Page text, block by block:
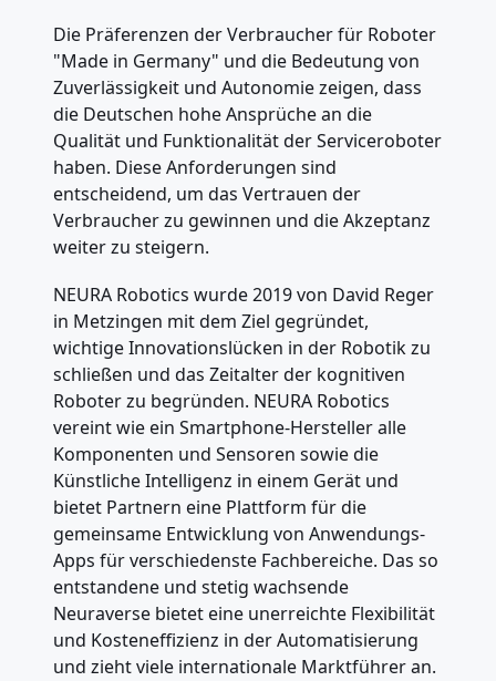
Die Präferenzen der Verbraucher für Roboter
"Made in Germany" und die Bedeutung von
Zuverlässigkeit und Autonomie zeigen, dass
die Deutschen hohe Ansprüche an die
Qualität und Funktionalität der Serviceroboter
haben. Diese Anforderungen sind
entscheidend, um das Vertrauen der
Verbraucher zu gewinnen und die Akzeptanz
weiter zu steigern.
NEURA Robotics wurde 2019 von David Reger
in Metzingen mit dem Ziel gegründet,
wichtige Innovationslücken in der Robotik zu
schließen und das Zeitalter der kognitiven
Roboter zu begründen. NEURA Robotics
vereint wie ein Smartphone-Hersteller alle
Komponenten und Sensoren sowie die
Künstliche Intelligenz in einem Gerät und
bietet Partnern eine Plattform für die
gemeinsame Entwicklung von Anwendungs-
Apps für verschiedenste Fachbereiche. Das so
entstandene und stetig wachsende
Neuraverse bietet eine unerreichte Flexibilität
und Kosteneffizienz in der Automatisierung
und zieht viele internationale Marktführer an.